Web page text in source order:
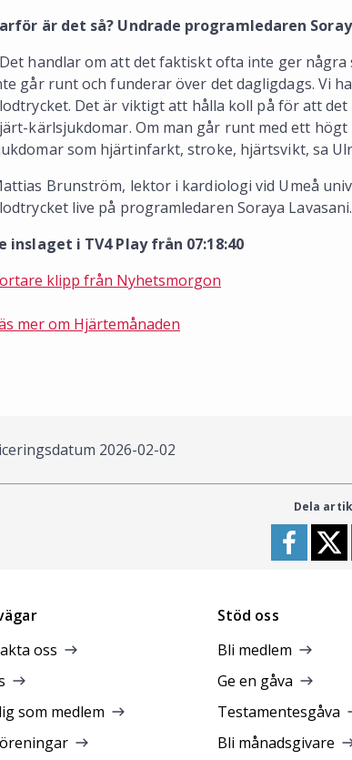
är det så? Undrade programledaren
handlar om att det faktiskt ofta inte ger några
går runt och funderar över det dagligdags. Vi
Det är viktigt att hålla koll på för att
kärlsjukdomar. Om man går runt med ett
som hjärtinfarkt, stroke, hjärtsvikt, sa
Brunström, lektor i kardiologi vid Umeå
live på programledaren Soraya Lavasani.
inslaget i TV4 Play från 07:18:40
klipp från Nyhetsmorgon
mer om Hjärtemånaden
2026-02-02
Dela
oss
som medlem
Stöd oss
Bli medlem
Ge en gåva
Testamentesgåva
Bli månadsgivare